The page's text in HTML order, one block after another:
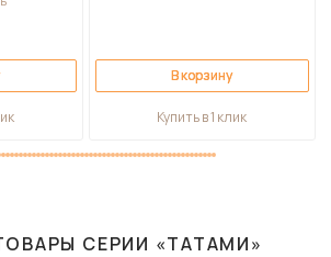
В корзину
Купить в 1 клик
СЕРИИ «ТАТАМИ»